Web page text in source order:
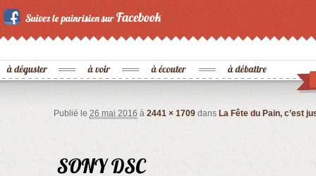
Publié le 26 mai 2016 à 2441 × 1709dans La Fête du Pain, c’est